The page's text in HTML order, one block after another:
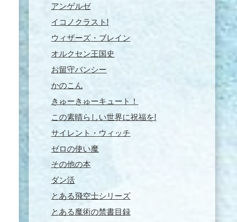
アンゲルゼ
イコノクラスト!
ウィザーズ・ブレイン
オルクセン王国史
お留守バンシー
かのこん
きゅーきゅーキュート！
この素晴らしい世界に祝福を!
サイレント・ウィッチ
ゼロの使い魔
その他の本
ダン活
とある飛空士シリーズ
とある魔術の禁書目録